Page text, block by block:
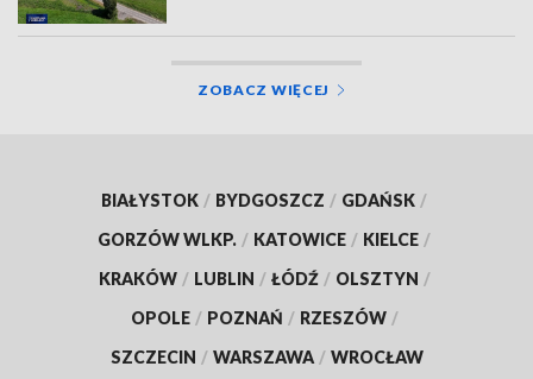
ZOBACZ WIĘCEJ
BIAŁYSTOK / BYDGOSZCZ / GDAŃSK /
GORZÓW WLKP. / KATOWICE / KIELCE /
KRAKÓW / LUBLIN / ŁÓDŹ / OLSZTYN /
OPOLE / POZNAŃ / RZESZÓW /
SZCZECIN / WARSZAWA / WROCŁAW